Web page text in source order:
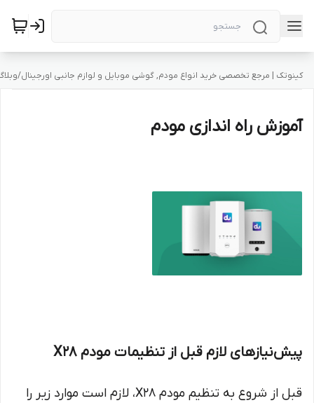
کینوتک | مرجع تخصصی خرید انواع مودم, گوشی موبایل و لوازم جانبی اورجینال/
آموزش راه اندازی مودم
پیش‌نیازهای لازم قبل از تنظیمات مودم X28
قبل از شروع به تنظیم مودم X28، لازم است موارد زیر را